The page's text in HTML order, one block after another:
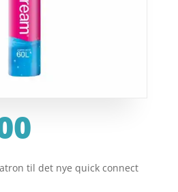
til det nye quick connect